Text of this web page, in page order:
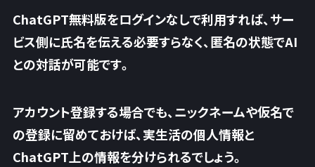
ChatGPT無料版をログインなしで利用すれば、サー
ビス側に氏名を伝える必要すらなく、匿名の状態でAI
との対話が可能です。
アカウント登録する場合でも、ニックネームや仮名で
の登録に留めておけば、実生活の個人情報と
ChatGPT上の情報を分けられるでしょう。